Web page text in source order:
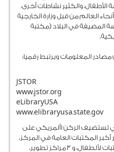
الأطفال، والكثير نشاطات أخرى.
العالم من قبل وزارة الخارجية
المضيفة في البلاد (مكتبة
JSTOR
www.jstor.org
eLibraryUSA
www.elibraryusa.state.gov
تستضيف الركن األمريكي على
أكبر المكتبات العامة في المركز،
والتي تضم 6 مكتبات عامة، و 4 مكتبات لألطفال، و 3 مراكز تطوير،